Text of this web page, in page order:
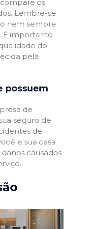
os
Lembre-se
nem sempre
É importante
do
pela
possuem
de
seguro de
de
e sua casa
causados